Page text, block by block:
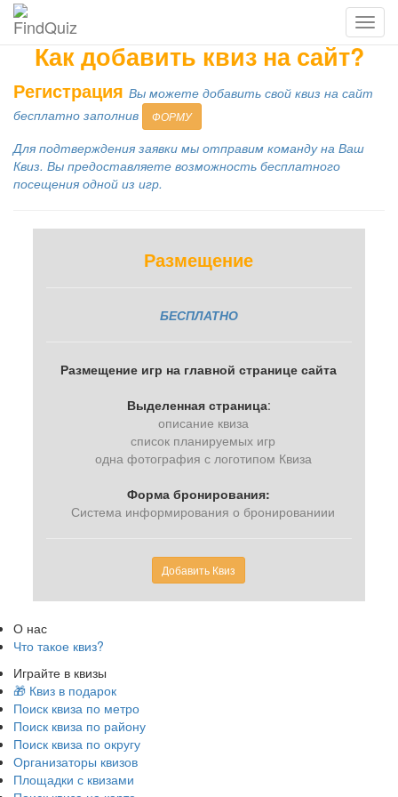
Как добавить квиз на сайт?
Регистрация Вы можете добавить свой квиз на сайт
бесплатно заполнив
ФОРМУ
Для подтверждения заявки мы отправим команду на Ваш
Квиз. Вы предоставляете возможность бесплатного
посещения одной из игр.
Размещение
БЕСПЛАТНО
Размещение игр на главной странице сайта
Выделенная страница:
описание квиза
список планируемых игр
одна фотография с логотипом Квиза
Форма бронирования:
Система информирования о бронированиии
Добавить Квиз
О нас
Что такое квиз?
Играйте в квизы
🎁 Квиз в подарок
Поиск квиза по метро
Поиск квиза по району
Поиск квиза по округу
Организаторы квизов
Площадки с квизами